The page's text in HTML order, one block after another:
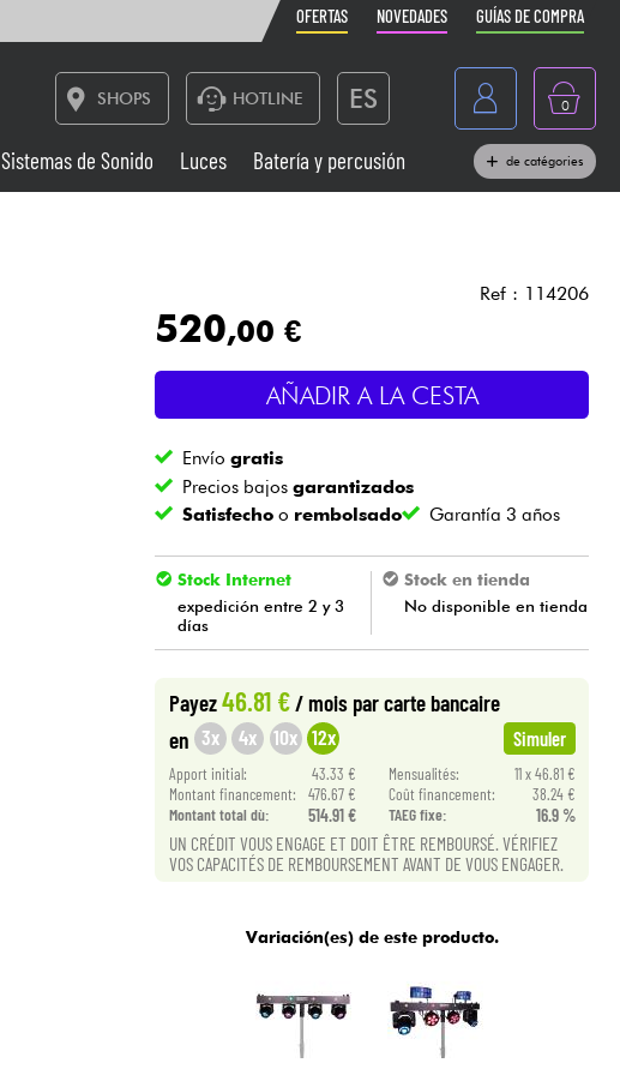
OFERTAS NOVEDADES GUÍAS DE COMPRA
SHOPS HOTLINE ES
France
Belgique
Nederland
0
Sistemas de Sonido
Vientos
Cables & Acces.
Sistemas de Sonido Luces Batería y percusión de catégories
Ref : 114206
520,00 €
AÑADIR A LA CESTA
Envíogratis
Precios bajosgarantizados
Satisfecho o rembolsado Garantía 3 años
Stock Internet
expedición entre 2 y 3
días
Stock en tienda
No disponible en tienda
Payez46.81 €/ mois par carte bancaire
en 3x 4x 10x 12x Simuler
Apport initial: 43.33 € Mensualités:
11 x 46.81 €
Montant financement:
476.67 € Coût financement:
38.24 €
Montant total dù:
514.91 € TAEG fixe: 16.9 %
UN CRÉDIT VOUS ENGAGE ET DOIT ÊTRE REMBOURSÉ. VÉRIFIEZ
VOS CAPACITÉS DE REMBOURSEMENT AVANT DE VOUS ENGAGER.
Variación(es) de este producto.